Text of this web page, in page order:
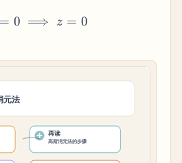
-\frac{4}{5}z = 0
= 0 ⟹ z = 0